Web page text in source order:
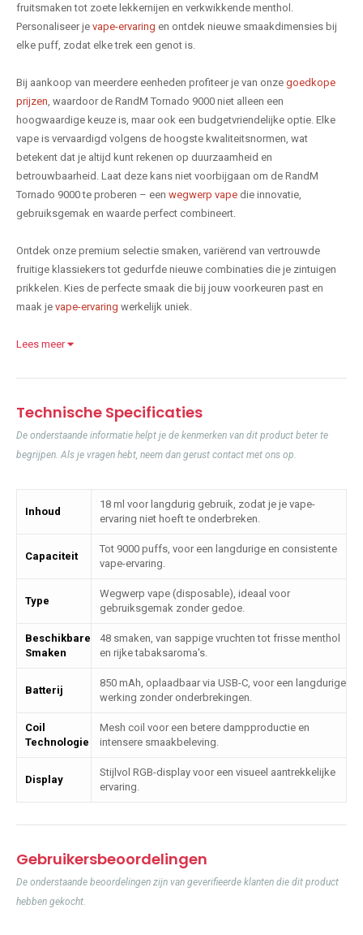
fruitsmaken tot zoete lekkernijen en verkwikkende menthol.
Personaliseer je vape-ervaring en ontdek nieuwe smaakdimensies bij
elke puff, zodat elke trek een genot is.
Bij aankoop van meerdere eenheden profiteer je van onze goedkope
prijzen , waardoor de RandM Tornado 9000 niet alleen een
hoogwaardige keuze is, maar ook een budgetvriendelijke optie. Elke
vape is vervaardigd volgens de hoogste kwaliteitsnormen, wat
betekent dat je altijd kunt rekenen op duurzaamheid en
betrouwbaarheid. Laat deze kans niet voorbijgaan om de RandM
Tornado 9000 te proberen – een wegwerp vape die innovatie,
gebruiksgemak en waarde perfect combineert.
Ontdek onze premium selectie smaken, variërend van vertrouwde
fruitige klassiekers tot gedurfde nieuwe combinaties die je zintuigen
prikkelen. Kies de perfecte smaak die bij jouw voorkeuren past en
maak je vape-ervaring werkelijk uniek.
Lees meer
Technische Specificaties
De onderstaande informatie helpt je de kenmerken van dit product beter te
begrijpen. Als je vragen hebt, neem dan gerust contact met ons op.
Inhoud
18 ml voor langdurig gebruik, zodat je je vape-
ervaring niet hoeft te onderbreken.
Capaciteit
Tot 9000 puffs, voor een langdurige en consistente
vape-ervaring.
Type
Wegwerp vape (disposable), ideaal voor
gebruiksgemak zonder gedoe.
Beschikbare
Smaken
48 smaken, van sappige vruchten tot frisse menthol
en rijke tabaksaroma's.
Batterij
850 mAh, oplaadbaar via USB-C, voor een langdurige
werking zonder onderbrekingen.
Coil
Technologie
Mesh coil voor een betere dampproductie en
intensere smaakbeleving.
Display
Stijlvol RGB-display voor een visueel aantrekkelijke
ervaring.
Gebruikersbeoordelingen
De onderstaande beoordelingen zijn van geverifieerde klanten die dit product
hebben gekocht.